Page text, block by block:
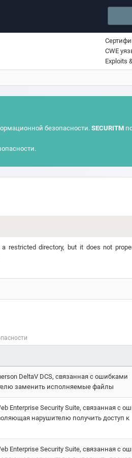
CWE
Exploits
безопасности. SECURITM
restricted directory, but it does not
DeltaV DCS, связанная с ошибками
заменить исполняемые файлы
Enterprise Security Suite, связанная с
нарушителю получить доступ к
Enterprise Security Suite, связанная с